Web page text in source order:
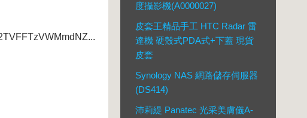
度攝影機(A0000027)
皮套王精品手工 HTC Radar 雷
達機 硬殼式PDA式+下蓋 現貨
皮套
Synology NAS 網路儲存伺服器
(DS414)
沛莉緹 Panatec 光采美膚儀A-